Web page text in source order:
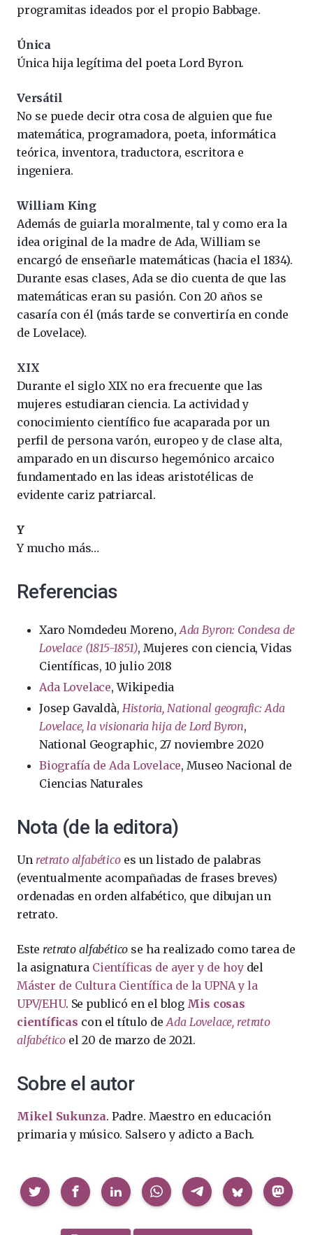
programitas ideados por el propio Babbage.
Única
Única hija legítima del poeta Lord Byron.
Versátil
No se puede decir otra cosa de alguien que fue
matemática, programadora, poeta, informática
teórica, inventora, traductora, escritora e
ingeniera.
William King
Además de guiarla moralmente, tal y como era la
idea original de la madre de Ada, William se
encargó de enseñarle matemáticas (hacia el 1834).
Durante esas clases, Ada se dio cuenta de que las
matemáticas eran su pasión. Con 20 años se
casaría con él (más tarde se convertiría en conde
de Lovelace).
XIX
Durante el siglo XIX no era frecuente que las
mujeres estudiaran ciencia. La actividad y
conocimiento científico fue acaparada por un
perfil de persona varón, europeo y de clase alta,
amparado en un discurso hegemónico arcaico
fundamentado en las ideas aristotélicas de
evidente cariz patriarcal.
Y
Y mucho más…
Referencias
Xaro Nomdedeu Moreno, Ada Byron: Condesa de
Lovelace (1815-1851), Mujeres con ciencia, Vidas
Científicas, 10 julio 2018
Ada Lovelace, Wikipedia
Josep Gavaldà, Historia, National geografic: Ada
Lovelace, la visionaria hija de Lord Byron,
National Geographic, 27 noviembre 2020
Biografía de Ada Lovelace, Museo Nacional de
Ciencias Naturales
Nota (de la editora)
Un retrato alfabéticoes un listado de palabras
(eventualmente acompañadas de frases breves)
ordenadas en orden alfabético, que dibujan un
retrato.
Este retrato alfabético se ha realizado como tarea de
la asignatura Científicas de ayer y de hoydel
Máster de Cultura Científica de la UPNA y la
UPV/EHU. Se publicó en el blog Mis cosas
científicas con el título deAda Lovelace, retrato
alfabético el 20 de marzo de 2021.
Sobre el autor
Mikel Sukunza. Padre. Maestro en educación
primaria y músico. Salsero y adicto a Bach.
Compartir